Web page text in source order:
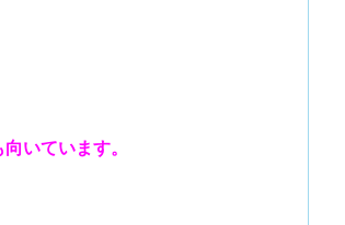
いています。